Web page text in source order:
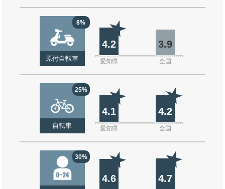
8%
原付自転車
4.2 3.9
愛知県 全国
25%
自転車
4.1 4.2
愛知県 全国
30%
4.6 4.7